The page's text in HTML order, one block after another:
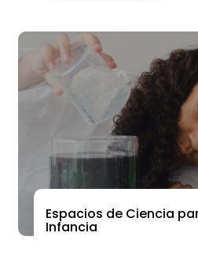
Espacios de Ciencia
Infancia